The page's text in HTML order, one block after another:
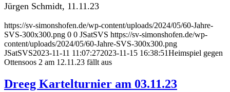
Jür­gen Schmidt, 11.11.23
https://sv-simonshofen.de/wp-content/uploads/2024/05/60-Jahre-
SVS-300x300.png 0 0 JSatSVS https://sv-simonshofen.de/wp-
content/uploads/2024/05/60-Jahre-SVS-300x300.png
JSatSVS2023-11-11 11:07:272023-11-15 16:38:51Heim­spiel gegen
Otten­soos 2 am 12.11.23 fällt aus
Dreeg Kartelturnier am 03.11.23